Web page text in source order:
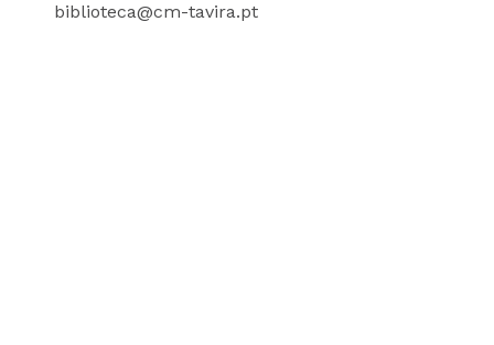
biblioteca@cm-tavira.pt